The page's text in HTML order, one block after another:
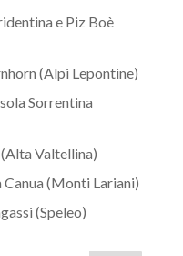
e Piz Boè
(Alpi Lepontine)
Sorrentina
Valtellina)
(Monti Lariani)
(Speleo)